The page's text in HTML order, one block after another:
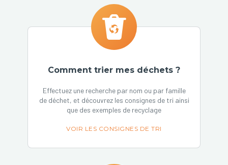
Comment trier mes déchets ?
Effectuez une recherche par nom ou par famille
de déchet, et découvrez les consignes de tri ainsi
que des exemples de recyclage
VOIR LES CONSIGNES DE TRI